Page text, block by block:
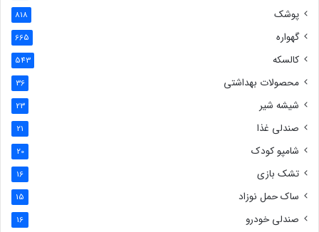
پوشک 818
گهواره 665
کالسکه 543
محصولات بهداشتی 36
شیشه شیر 23
صندلی غذا 21
شامپو کودک 20
تشک بازی 16
ساک حمل نوزاد 15
صندلی خودرو 16